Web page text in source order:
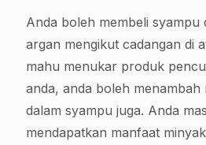
Anda boleh membeli syampu
argan mengikut cadangan di
mahu menukar produk
anda, anda boleh menambah
dalam syampu juga. Anda
mendapatkan manfaat